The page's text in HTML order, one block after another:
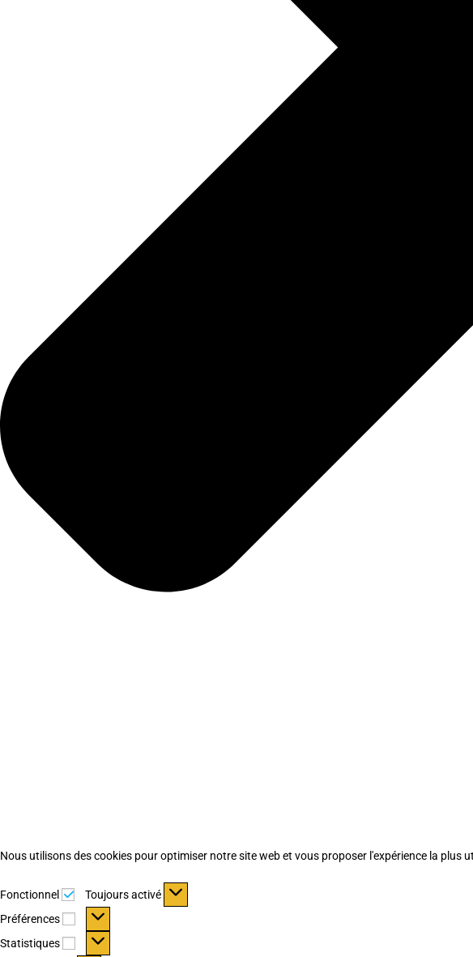
Nous utilisons des cookies pour optimiser notre site web et vous proposer l'expérience la plus
Fonctionnel Fonctionnel
Toujours activé
Préférences
Préférences
Statistiques Statistiques